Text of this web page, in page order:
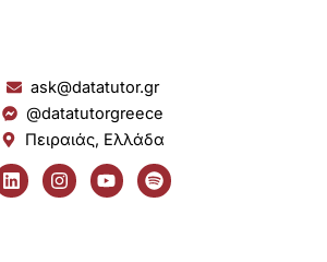
ask@datatutor.gr
@datatutorgreece
Πειραιάς, Ελλάδα
L
i
n
I
n
s
Y
o
u
S
p
o